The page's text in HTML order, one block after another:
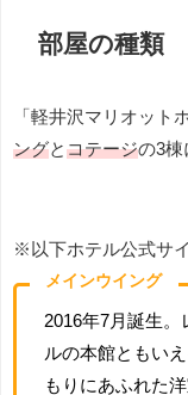
部屋の種類
「軽井沢マリオット
ングとコテージの3棟
※以下ホテル公式サ
メインウイング
2016年7月誕生
ルの本館ともい
もりにあふれた